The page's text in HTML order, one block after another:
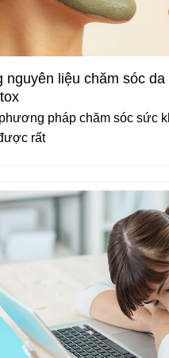
nguyên liệu chăm sóc
pháp chăm sóc sức
rất